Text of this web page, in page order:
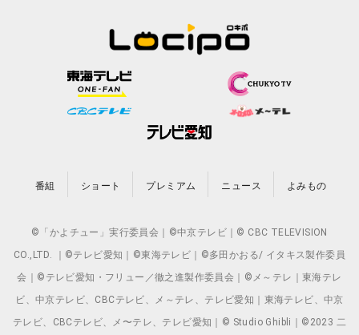
番組 ショート プレミアム ニュース よみもの
©「かよチュー」実行委員会｜©中京テレビ｜© CBC TELEVISION
CO.,LTD. ｜©テレビ愛知｜©東海テレビ｜©多田かおる/ イタキス製作委員
会｜©テレビ愛知・フリュー／徹之進製作委員会｜©メ～テレ｜東海テレ
ビ、中京テレビ、CBCテレビ、メ～テレ、テレビ愛知｜東海テレビ、中京
テレビ、CBCテレビ、メ〜テレ、テレビ愛知｜© Studio Ghibli｜©2023 二